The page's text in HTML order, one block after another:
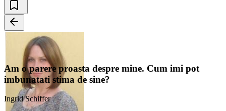
Am o parere proasta despre mine. Cum imi pot
imbunatati stima de sine?
Ingrid Schiffer